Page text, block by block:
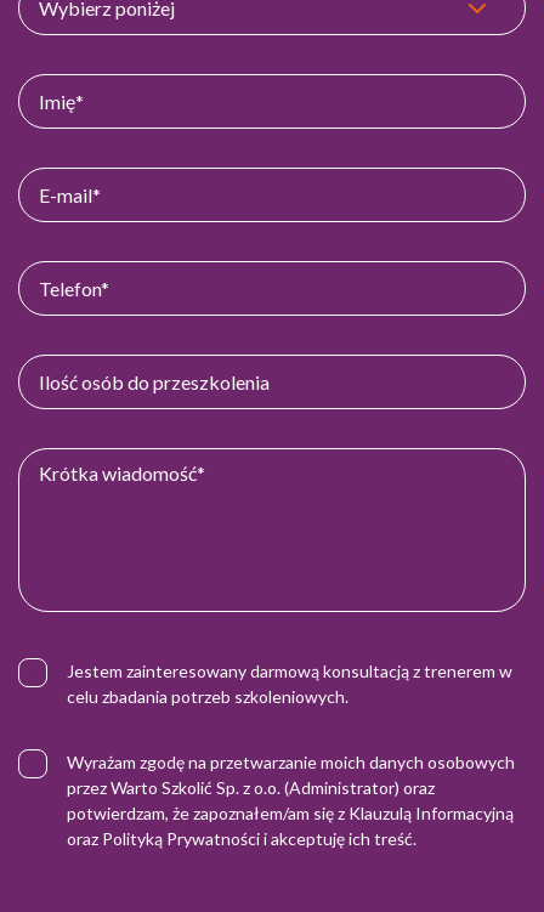
Jestem zainteresowany darmową konsultacją z trenerem w
celu zbadania potrzeb szkoleniowych.
Wyrażam zgodę na przetwarzanie moich danych osobowych
przez Warto Szkolić Sp. z o.o. (Administrator) oraz
potwierdzam, że zapoznałem/am się z Klauzulą Informacyjną
oraz Polityką Prywatnościi akceptuję ich treść.